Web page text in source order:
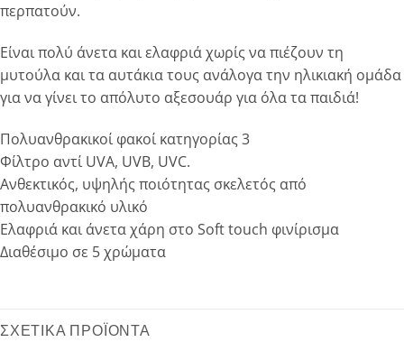
περπατούν.
Είναι πολύ άνετα και ελαφριά χωρίς να πιέζουν τη
μυτούλα και τα αυτάκια τους ανάλογα την ηλικιακή ομάδα
για να γίνει το απόλυτο αξεσουάρ για όλα τα παιδιά!
Πολυανθρακικοί φακοί κατηγορίας 3
Φίλτρο αντί UVA, UVB, UVC.
Ανθεκτικός, υψηλής ποιότητας σκελετός από
πολυανθρακικό υλικό
Ελαφριά και άνετα χάρη στο Soft touch φινίρισμα
Διαθέσιμο σε 5 χρώματα
ΣΧΕΤΙΚΆ ΠΡΟΪΌΝΤΑ